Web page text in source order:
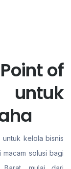
of
untuk kelola bisnis
solusi bagi